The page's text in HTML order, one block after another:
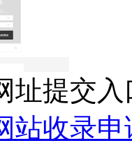
址提交入
站收录申